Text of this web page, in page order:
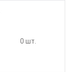
0 шт.